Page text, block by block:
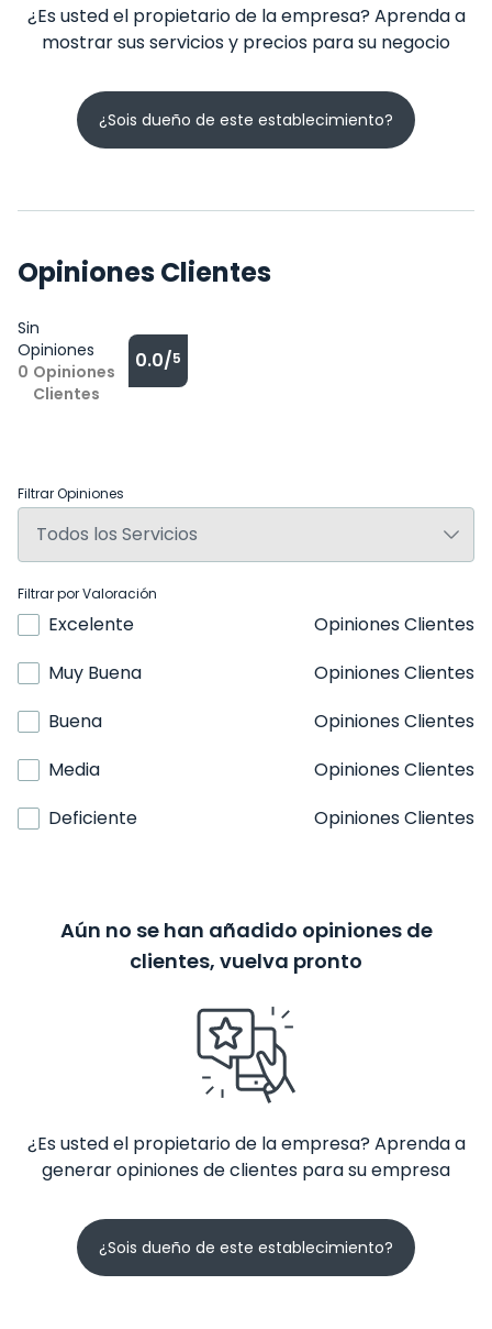
¿Es usted el propietario de la empresa? Aprenda a
mostrar sus servicios y precios para su negocio
¿Sois dueño de este establecimiento?
Opiniones Clientes
Sin
Opiniones
0 Opiniones
Clientes
0.0/5
Filtrar Opiniones
Filtrar por Valoración
Excelente
Opiniones Clientes
Muy Buena
Opiniones Clientes
Buena
Opiniones Clientes
Media
Opiniones Clientes
Deficiente
Opiniones Clientes
Aún no se han añadido opiniones de
clientes, vuelva pronto
¿Es usted el propietario de la empresa? Aprenda a
generar opiniones de clientes para su empresa
¿Sois dueño de este establecimiento?